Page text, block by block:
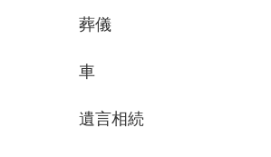
葬儀
車
遺言相続